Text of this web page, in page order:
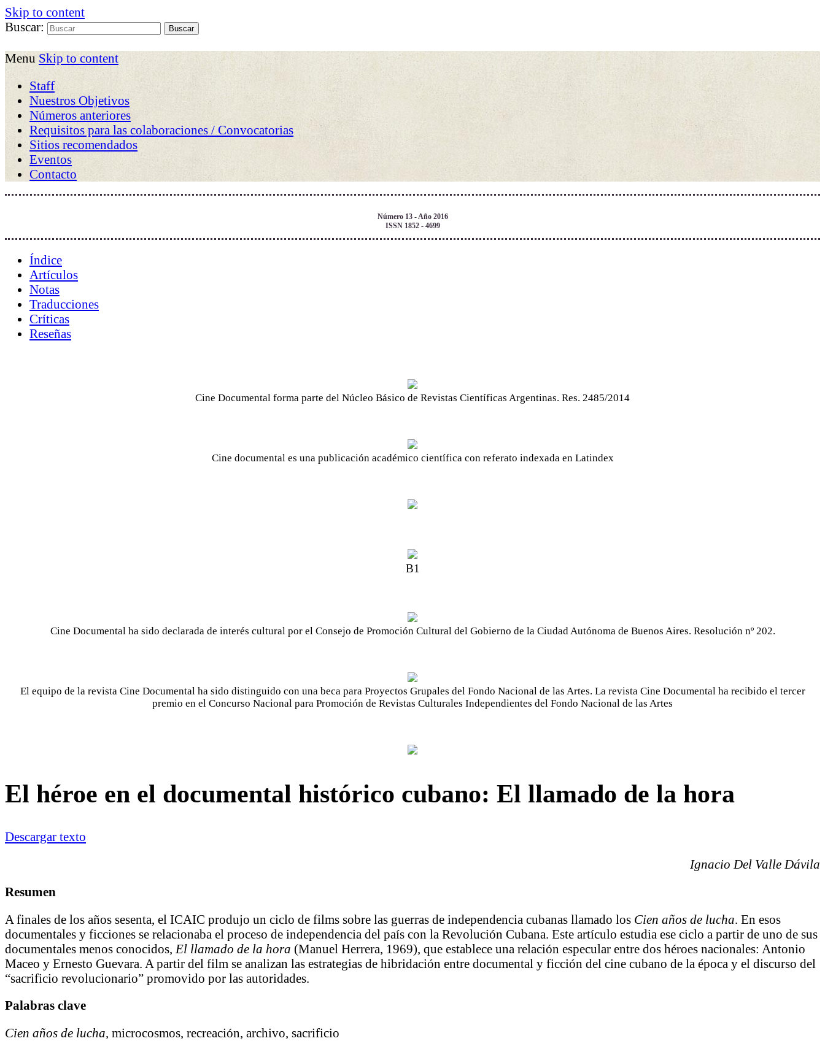
Skip to content
Buscar:
Menu Skip to content
Staff
Nuestros Objetivos
Números anteriores
Requisitos para las colaboraciones / Convocatorias
Sitios recomendados
Eventos
Contacto
Número 13 - Año 2016
ISSN 1852 - 4699
Índice
Artículos
Notas
Traducciones
Críticas
Reseñas
Cine Documental forma parte del Núcleo Básico de Revistas Científicas Argentinas. Res. 2485/2014
Cine documental es una publicación académico científica con referato indexada en Latindex
B1
Cine Documental ha sido declarada de interés cultural por el Consejo de Promoción Cultural del Gobierno de la Ciudad Autónoma de Buenos Aires. Resolución nº 202.
El equipo de la revista Cine Documental ha sido distinguido con una beca para Proyectos Grupales del Fondo Nacional de las Artes. La revista Cine Documental ha recibido el tercer
premio en el Concurso Nacional para Promoción de Revistas Culturales Independientes del Fondo Nacional de las Artes
El héroe en el documental histórico cubano: El llamado de la hora
Descargar texto
Ignacio Del Valle Dávila
Resumen
A finales de los años sesenta, el ICAIC produjo un ciclo de films sobre las guerras de independencia cubanas llamado los Cien años de lucha. En esos
documentales y ficciones se relacionaba el proceso de independencia del país con la Revolución Cubana. Este artículo estudia ese ciclo a partir de uno de sus
documentales menos conocidos, El llamado de la hora (Manuel Herrera, 1969), que establece una relación especular entre dos héroes nacionales: Antonio
Maceo y Ernesto Guevara. A partir del film se analizan las estrategias de hibridación entre documental y ficción del cine cubano de la época y el discurso del
“sacrificio revolucionario” promovido por las autoridades.
Palabras clave
Cien años de lucha, microcosmos, recreación, archivo, sacrificio